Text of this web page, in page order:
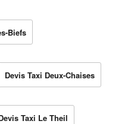
Biefs
Devis Taxi Deux-Chaises
Taxi Le Theil